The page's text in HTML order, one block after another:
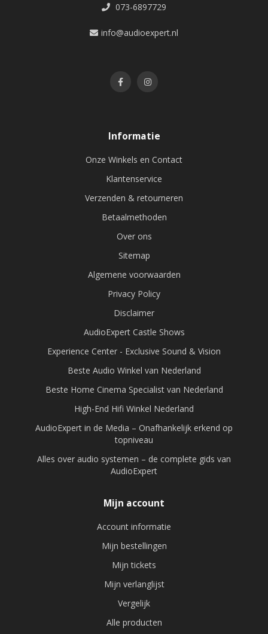
073-6897729
info@audioexpert.nl
Informatie
Onze Winkels en Contact
Klantenservice
Verzenden & retourneren
Betaalmethoden
Over ons
Sitemap
Algemene voorwaarden
Privacy Policy
Disclaimer
AudioExpert Castle Shows
Experience Center - Exclusive Sound & Vision
Beste Audio Winkel van Nederland
Beste Home Cinema Specialist van Nederland
High-End Hifi Winkel Nederland
AudioExpert in de Media – Onafhankelijk erkend op
topniveau
Alles over audio systemen – de complete gids van
AudioExpert
Mijn account
Account informatie
Mijn bestellingen
Mijn tickets
Mijn verlanglijst
Vergelijk
Alle producten